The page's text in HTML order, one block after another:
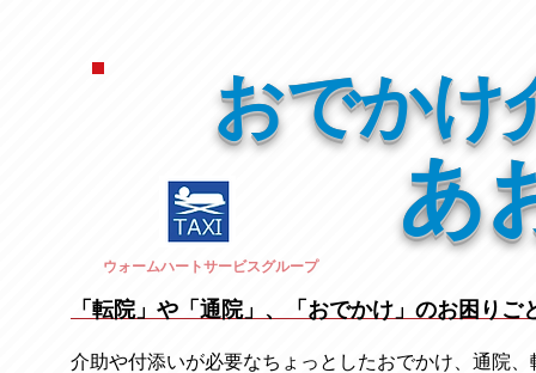
おでかけ
あ
ウォームハートサービスグループ
「転院」や「通院」、「おでかけ」のお困りご
介助や付添いが必要なちょっとしたおでかけ、通院